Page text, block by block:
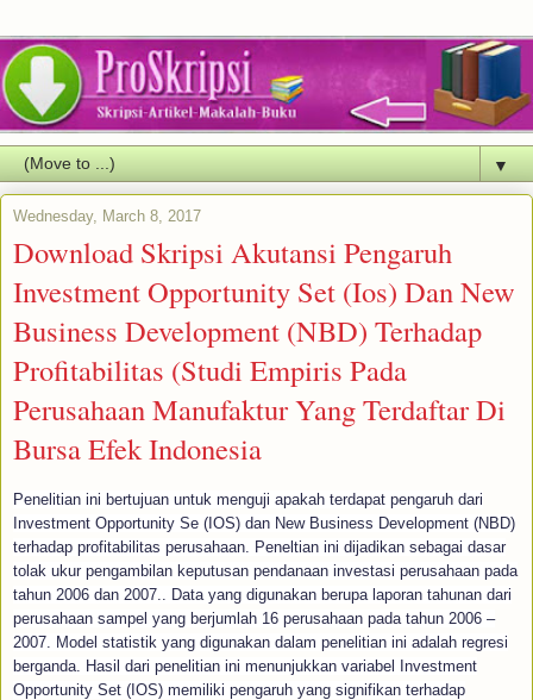
▼
Wednesday, March 8, 2017
Download Skripsi Akutansi Pengaruh
Investment Opportunity Set (Ios) Dan New
Business Development (NBD) Terhadap
Profitabilitas (Studi Empiris Pada
Perusahaan Manufaktur Yang Terdaftar Di
Bursa Efek Indonesia
Penelitian ini bertujuan untuk menguji apakah terdapat pengaruh dari
Investment Opportunity Se (IOS) dan New Business Development (NBD)
terhadap profitabilitas perusahaan. Peneltian ini dijadikan sebagai dasar
tolak ukur pengambilan keputusan pendanaan investasi perusahaan pada
tahun 2006 dan 2007.. Data yang digunakan berupa laporan tahunan dari
perusahaan sampel yang berjumlah 16 perusahaan pada tahun 2006 –
2007. Model statistik yang digunakan dalam penelitian ini adalah regresi
berganda. Hasil dari penelitian ini menunjukkan variabel Investment
Opportunity Set (IOS) memiliki pengaruh yang signifikan terhadap